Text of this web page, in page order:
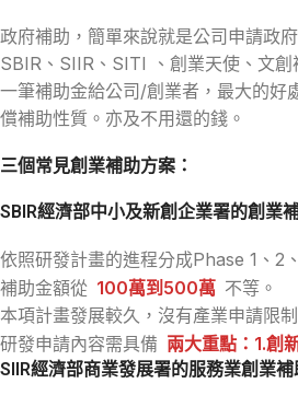
政府補助，簡單來說就是公司申請政
SBIR、SIIR、SITI 、創業天使、文
一筆補助金給公司/創業者，最大的好
償補助性質。亦及不用還的錢。
三個常見創業補助方案：
SBIR經濟部中小及新創企業署的創業
依照研發計畫的進程分成Phase 1、2
補助金額從 100萬到500萬 不等。
本項計畫發展較久，沒有產業申請限制
研發申請內容需具備 兩大重點：1.創
SIIR經濟部商業發展署的服務業創業